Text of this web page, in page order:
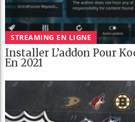
STREAMING EN LIGNE
Installer L’addon Pour
En 2021